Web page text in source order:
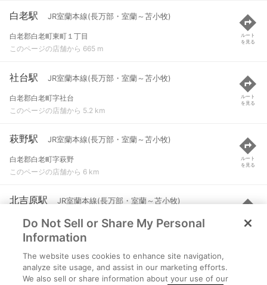
白老駅 JR室蘭本線(長万部・室蘭～苫小牧)
白老郡白老町東町１丁目
このページの店舗から 665 m
ルート
を見る
社台駅 JR室蘭本線(長万部・室蘭～苫小牧)
白老郡白老町字社台
このページの店舗から 5.2 km
ルート
を見る
萩野駅 JR室蘭本線(長万部・室蘭～苫小牧)
白老郡白老町字萩野
このページの店舗から 6 km
ルート
を見る
北吉原駅 JR室蘭本線(長万部・室蘭～苫小牧)
白老郡白老町字北吉原
このページの店舗から 8.1 km
ルート
を見る
竹浦駅 JR室蘭本線(長万部・室蘭～苫小牧)
白老郡白老町字竹浦
Do Not Sell or Share My Personal
Information
The website uses cookies to enhance site navigation,
analyze site usage, and assist in our marketing efforts.
We also sell or share information about your use of our